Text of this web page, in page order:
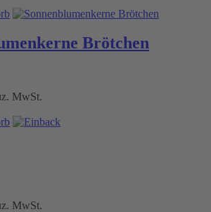
Brötchen
MwSt.
MwSt.